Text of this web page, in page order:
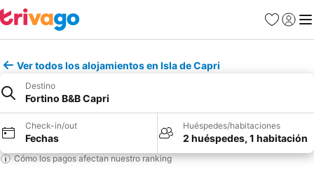
Favoritos
Iniciar
Ver todos los alojamientos en Isla de Capri
Destino
Fortino B&B Capri
Check-in/out
Fechas
Huéspedes/habitaciones
2 huéspedes, 1 habitación
Cómo los pagos afectan nuestro ranking